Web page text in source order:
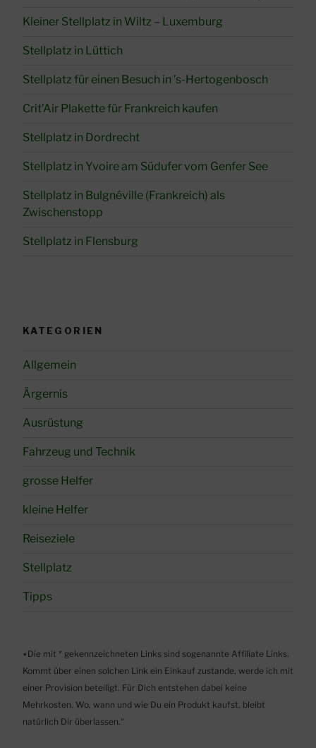
Kleiner Stellplatz in Wiltz – Luxemburg
Stellplatz in Lüttich
Stellplatz für einen Besuch in ’s-Hertogenbosch
Crit’Air Plakette für Frankreich kaufen
Stellplatz in Dordrecht
Stellplatz in Yvoire am Südufer vom Genfer See
Stellplatz in Bulgnéville (Frankreich) als
Zwischenstopp
Stellplatz in Flensburg
KATEGORIEN
Allgemein
Ärgernis
Ausrüstung
Fahrzeug und Technik
grosse Helfer
kleine Helfer
Reiseziele
Stellplatz
Tipps
٭Die mit * gekennzeichneten Links sind sogenannte Affiliate Links.
Kommt über einen solchen Link ein Einkauf zustande, werde ich mit
einer Provision beteiligt. Für Dich entstehen dabei keine
Mehrkosten. Wo, wann und wie Du ein Produkt kaufst, bleibt
natürlich Dir überlassen.“